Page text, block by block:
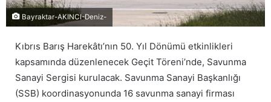
Bayraktar-AKINCI-Deniz-
Kıbrıs Barış Harekâtı’nın 50. Yıl Dönümü etkinlikleri
kapsamında düzenlenecek Geçit Töreni’nde, Savunma
Sanayi Sergisi kurulacak. Savunma Sanayi Başkanlığı
(SSB) koordinasyonunda 16 savunma sanayi firması